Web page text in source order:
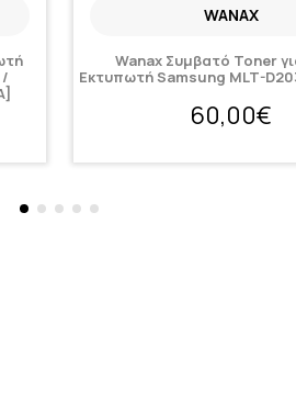
/
WANAX
Wanax Συμβατό Toner
Εκτυπωτή Samsung MLT-
60,00€